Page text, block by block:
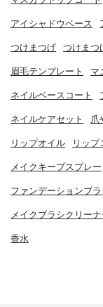
アイシャドウベース
つけまつげ つけまつ
眉毛テンプレート マ
ネイルベースコート
ネイルケアセット 爪
リップオイル リップ
メイクキープスプレー
ファンデーションブラ
メイクブラシクリーナ
香水